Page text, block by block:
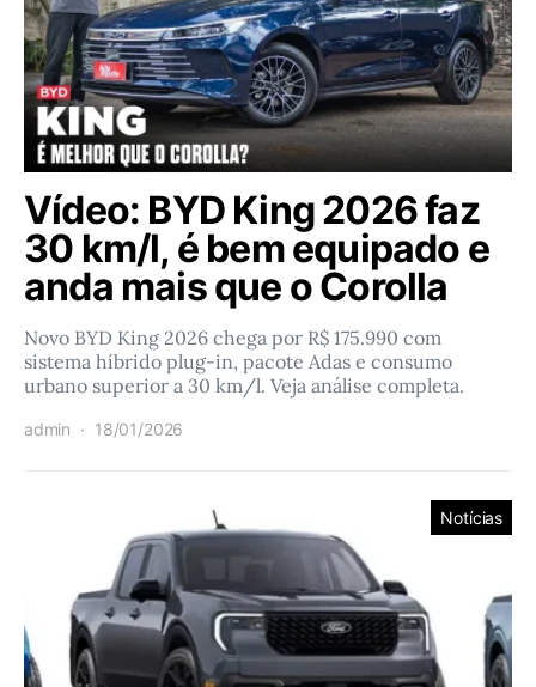
Vídeo: BYD King 2026 faz
30 km/l, é bem equipado e
anda mais que o Corolla
Novo BYD King 2026 chega por R$ 175.990 com
sistema híbrido plug-in, pacote Adas e consumo
urbano superior a 30 km/l. Veja análise completa.
admin 18/01/2026
Notícias